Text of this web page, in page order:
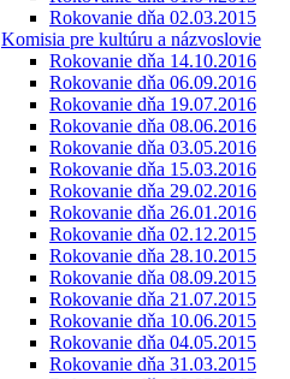
Rokovanie dňa 02.03.2015
Komisia pre kultúru a názvoslovie
Rokovanie dňa 14.10.2016
Rokovanie dňa 06.09.2016
Rokovanie dňa 19.07.2016
Rokovanie dňa 08.06.2016
Rokovanie dňa 03.05.2016
Rokovanie dňa 15.03.2016
Rokovanie dňa 29.02.2016
Rokovanie dňa 26.01.2016
Rokovanie dňa 02.12.2015
Rokovanie dňa 28.10.2015
Rokovanie dňa 08.09.2015
Rokovanie dňa 21.07.2015
Rokovanie dňa 10.06.2015
Rokovanie dňa 04.05.2015
Rokovanie dňa 31.03.2015